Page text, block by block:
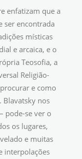
enfatizam que a
ser encontrada
místicas
e arcaica, e o
Teosofia, a
Religião-
e como
Blavatsky nos
pode-se ver o
os lugares,
e muitas
interpolações